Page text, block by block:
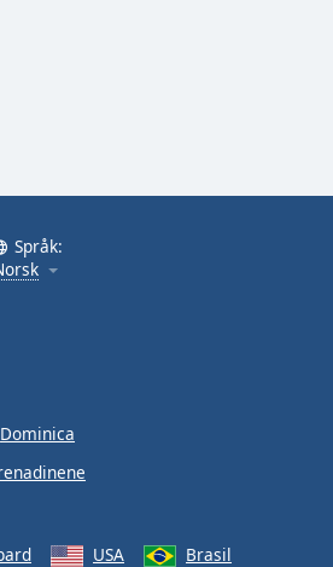
Språk:
Dominica
USA Brasil